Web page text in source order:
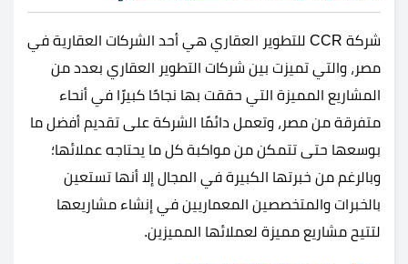
شركة CCR للتطوير العقاري هي أحد الشركات العقارية في
مصر، والتي تميزت بين شركات التطوير العقاري بعدد من
المشاريع المميزة التي حققت بها نجاحًا كبيرًا في أنحاء
متفرقة من مصر، وتعمل دائمًا الشركة على تقديم أفضل ما
بوسعها حتى تتمكن من مواكبة كل ما يحتاجه عملائها؛
وبالرغم من خبرتها الكبيرة في المجال إلا أنها تستعين
بالخبرات والمتخصصين المعماريين في إنشاء مشاريعها
لتتيح مشاريع مميزة لعملائها المميزين.